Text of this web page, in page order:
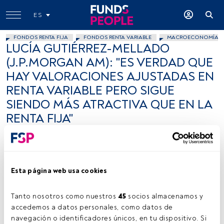
Esta página web usa cookies
Tanto nosotros como nuestros 45 socios almacenamos y
accedemos a datos personales, como datos de
navegación o identificadores únicos, en tu dispositivo. Si
ES
FONDOS RENTA FIJA FONDOS RENTA VARIABLE MACROECONOMÍA
LUCÍA GUTIÉRREZ-MELLADO
(J.P.MORGAN AM): "ES VERDAD QUE
HAY VALORACIONES AJUSTADAS EN
RENTA VARIABLE PERO SIGUE
SIENDO MÁS ATRACTIVA QUE EN LA
RENTA FIJA"
Ana Palomares Pescador
Foto: cedida